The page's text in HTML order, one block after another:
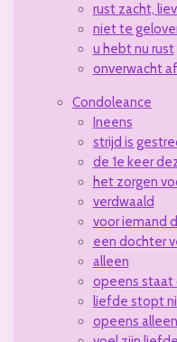
rust zacht,
niet te
u hebt nu rust
onverwacht
Condoleance
Ineens
strijd is
de 1e keer
het zorgen
verdwaald
voor iemand
een dochter
alleen
opeens staat
liefde stopt
opeens alleen